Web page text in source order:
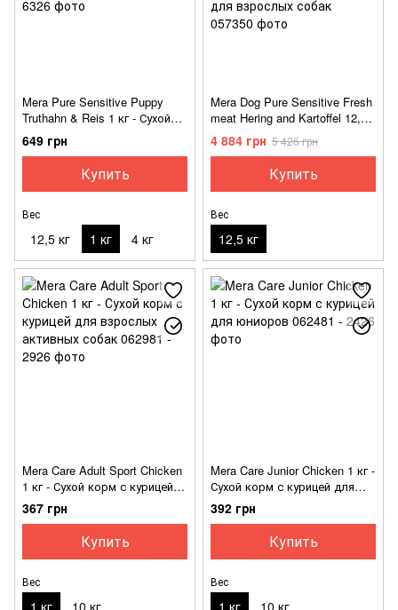
Mera Pure Sensitive Puppy
Truthahn & Reis 1 кг - Сухой
корм для щенков и
кормящих самок с индейкой
649 грн
Купить
Вес
12,5 кг 1 кг 4 кг
Mera Dog Pure Sensitive Fresh
meat Hering and Kartoffel 12,5
кг - Сухой беззерновой корм
с сельдью и картофелем для
взрослых собак
4 884 грн 5 426 грн
Купить
Вес
12,5 кг
Mera Care Adult Sport Chicken
1 кг - Сухой корм с курицей
для взрослых активных
собак
367 грн
Купить
Вес
1 кг 10 кг
Mera Care Junior Chicken 1 кг -
Сухой корм с курицей для
юниоров
392 грн
Купить
Вес
1 кг 10 кг